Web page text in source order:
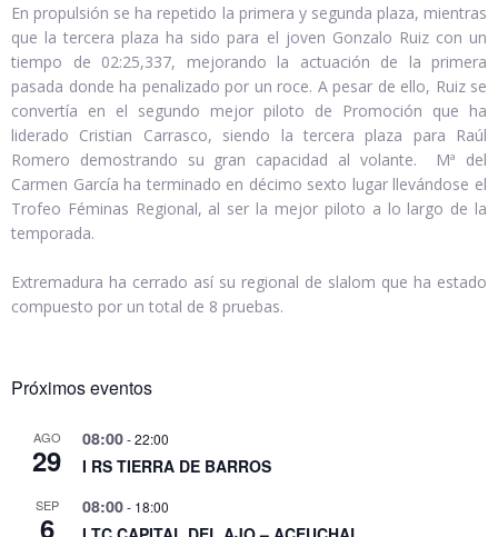
En propulsión se ha repetido la primera y segunda plaza, mientras
que la tercera plaza ha sido para el joven Gonzalo Ruiz con un
tiempo de 02:25,337, mejorando la actuación de la primera
pasada donde ha penalizado por un roce. A pesar de ello, Ruiz se
convertía en el segundo mejor piloto de Promoción que ha
liderado Cristian Carrasco, siendo la tercera plaza para Raúl
Romero demostrando su gran capacidad al volante. Mª del
Carmen García ha terminado en décimo sexto lugar llevándose el
Trofeo Féminas Regional, al ser la mejor piloto a lo largo de la
temporada.
Extremadura ha cerrado así su regional de slalom que ha estado
compuesto por un total de 8 pruebas.
Próximos eventos
AGO
29
08:00-22:00
I RS TIERRA DE BARROS
SEP
6
08:00- 18:00